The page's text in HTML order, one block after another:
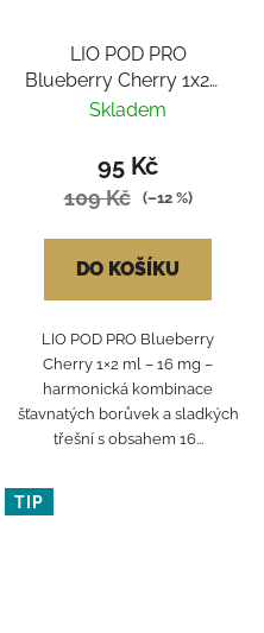
LIO POD PRO
Blueberry Cherry 1x2ml
16mg
Skladem
95 Kč
109 Kč (–12 %)
DO KOŠÍKU
LIO POD PRO Blueberry
Cherry 1×2 ml – 16 mg –
harmonická kombinace
šťavnatých borůvek a sladkých
třešní s obsahem 16...
TIP